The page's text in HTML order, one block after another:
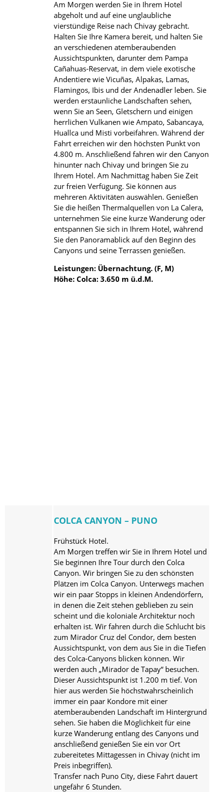
Am Morgen werden Sie in Ihrem Hotel
abgeholt und auf eine unglaubliche
vierstündige Reise nach Chivay gebracht.
Halten Sie Ihre Kamera bereit, und halten Sie
an verschiedenen atemberaubenden
Aussichtspunkten, darunter dem Pampa
Cañahuas-Reservat, in dem viele exotische
Andentiere wie Vicuñas, Alpakas, Lamas,
Flamingos, Ibis und der Andenadler leben. Sie
werden erstaunliche Landschaften sehen,
wenn Sie an Seen, Gletschern und einigen
herrlichen Vulkanen wie Ampato, Sabancaya,
Huallca und Misti vorbeifahren. Während der
Fahrt erreichen wir den höchsten Punkt von
4.800 m. Anschließend fahren wir den Canyon
hinunter nach Chivay und bringen Sie zu
Ihrem Hotel. Am Nachmittag haben Sie Zeit
zur freien Verfügung. Sie können aus
mehreren Aktivitäten auswählen. Genießen
Sie die heißen Thermalquellen von La Calera,
unternehmen Sie eine kurze Wanderung oder
entspannen Sie sich in Ihrem Hotel, während
Sie den Panoramablick auf den Beginn des
Canyons und seine Terrassen genießen.
Leistungen: Übernachtung. (F, M)
Höhe: Colca: 3.650 m ü.d.M.
COLCA CANYON – PUNO
Frühstück Hotel.
Am Morgen treffen wir Sie in Ihrem Hotel und
Sie beginnen Ihre Tour durch den Colca
Canyon. Wir bringen Sie zu den schönsten
Plätzen im Colca Canyon. Unterwegs machen
wir ein paar Stopps in kleinen Andendörfern,
in denen die Zeit stehen geblieben zu sein
scheint und die koloniale Architektur noch
erhalten ist. Wir fahren durch die Schlucht bis
zum Mirador Cruz del Condor, dem besten
Aussichtspunkt, von dem aus Sie in die Tiefen
des Colca-Canyons blicken können. Wir
werden auch „Mirador de Tapay“ besuchen.
Dieser Aussichtspunkt ist 1.200 m tief. Von
hier aus werden Sie höchstwahrscheinlich
immer ein paar Kondore mit einer
atemberaubenden Landschaft im Hintergrund
sehen. Sie haben die Möglichkeit für eine
kurze Wanderung entlang des Canyons und
anschließend genießen Sie ein vor Ort
zubereitetes Mittagessen in Chivay (nicht im
Preis inbegriffen).
Transfer nach Puno City, diese Fahrt dauert
ungefähr 6 Stunden.